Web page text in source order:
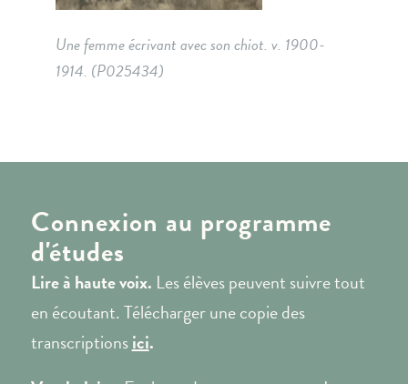
Une femme écrivant avec son chiot. v. 1900-
1914. (P025434)
Connexion au programme
d'études
Lire à haute voix. Les élèves peuvent suivre tout
en écoutant. Télécharger une copie des
transcriptionsici.